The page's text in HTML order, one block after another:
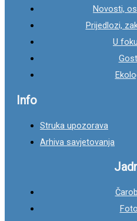
Novosti,
Prijedlozi,
U
Info
Struka upozorava
Arhiva savjetovanja